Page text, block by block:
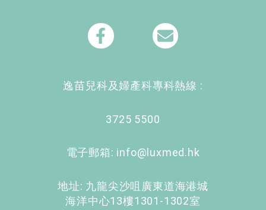
F
a
e
b
o
o
-
E
n
e
l
逸苗兒科及婦產科專科熱線 :
3725 5500
電子郵箱: info@luxmed.hk
地址: 九龍尖沙咀廣東道海港城
海洋中心13樓1301-1302室